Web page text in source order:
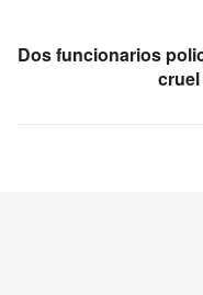
Dos funcionarios